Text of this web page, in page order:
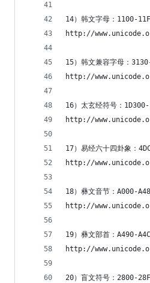
14）韩文字母：1100-
http://
15）韩文兼容字母：
http://
16）太玄经符号：
http://
17）易经六十四卦象：
http://
18）彝文音节：A000-
http://
19）彝文部首：A490-
http://
20）盲文符号：2800-